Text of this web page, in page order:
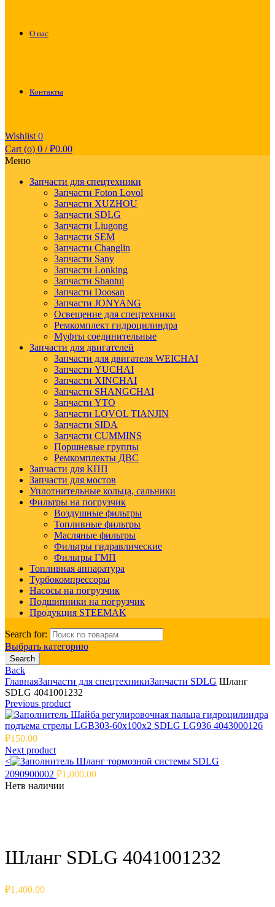
О нас
Контакты
Wishlist 0
Cart (o) 0 / ₽0.00
Меню
Запчасти для спецтехники
Запчасти Foton Lovol
Запчасти XUZHOU
Запчасти SDLG
Запчасти Liugong
Запчасти SEM
Запчасти Changlin
Запчасти Sany
Запчасти Lonking
Запчасти Shantui
Запчасти Doosan
Запчасти JONYANG
Освещение для спецтехники
Ремкомплект гидроцилиндра
Муфты соединительные
Запчасти для двигателей
Запчасти для двигателя WEICHAI
Запчасти YUCHAI
Запчасти XINCHAI
Запчасти SHANGCHAI
Запчасти YTO
Запчасти LOVOL TIANJIN
Запчасти SIDA
Запчасти CUMMINS
Поршневые группы
Ремкомплекты ДВС
Запчасти для КПП
Запчасти для мостов
Уплотнительные кольца, сальники
Фильтры на погрузчик
Воздушные фильтры
Топливные фильтры
Масляные фильтры
Фильтры гидравлические
Фильтры ГМП
Топливная аппаратура
Турбокомпрессоры
Насосы на погрузчик
Подшипники на погрузчик
Продукция STEEMAK
Search for:
Выбрать категорию
Search
Back
ГлавнаяЗапчасти для спецтехникиЗапчасти SDLG Шланг
SDLG 4041001232
Previous product
Шайба регулировочная пальца гидроцилиндра
подъема стрелы LGB303-60х100х2 SDLG LG936 4043000126
₽150.00
Next product
<
Шланг тормозной системы SDLG
2090900002 ₽1,000.00
Нетв наличии
Шланг SDLG 4041001232
₽1,400.00